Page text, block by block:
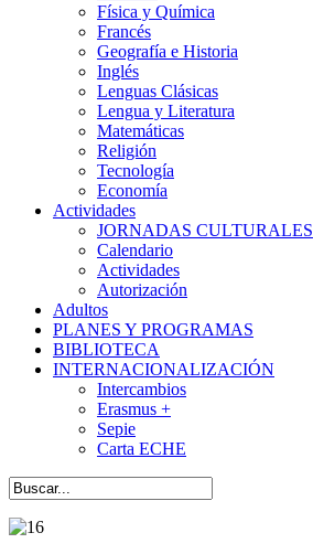
Física y Química
Francés
Geografía e Historia
Inglés
Lenguas Clásicas
Lengua y Literatura
Matemáticas
Religión
Tecnología
Economía
Actividades
JORNADAS CULTURALES
Calendario
Actividades
Autorización
Adultos
PLANES Y PROGRAMAS
BIBLIOTECA
INTERNACIONALIZACIÓN
Intercambios
Erasmus +
Sepie
Carta ECHE